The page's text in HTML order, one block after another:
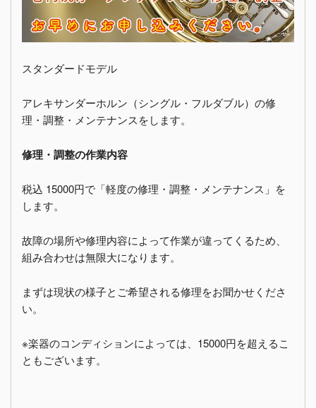
スタンダードモデル
アレキサンダーホルン（シングル・フルダブル）の修
理・調整・メンテナンスをします。
修理・調整の作業内容
税込 15000円で「軽度の修理・調整・メンテナンス」を
します。
故障の場所や修理内容によって作業が違ってくるため、
組み合わせは無限大になります。
まずは現状の様子とご希望される修理をお聞かせくださ
い。
※楽器のコンディションによっては、15000円を超えるこ
ともございます。